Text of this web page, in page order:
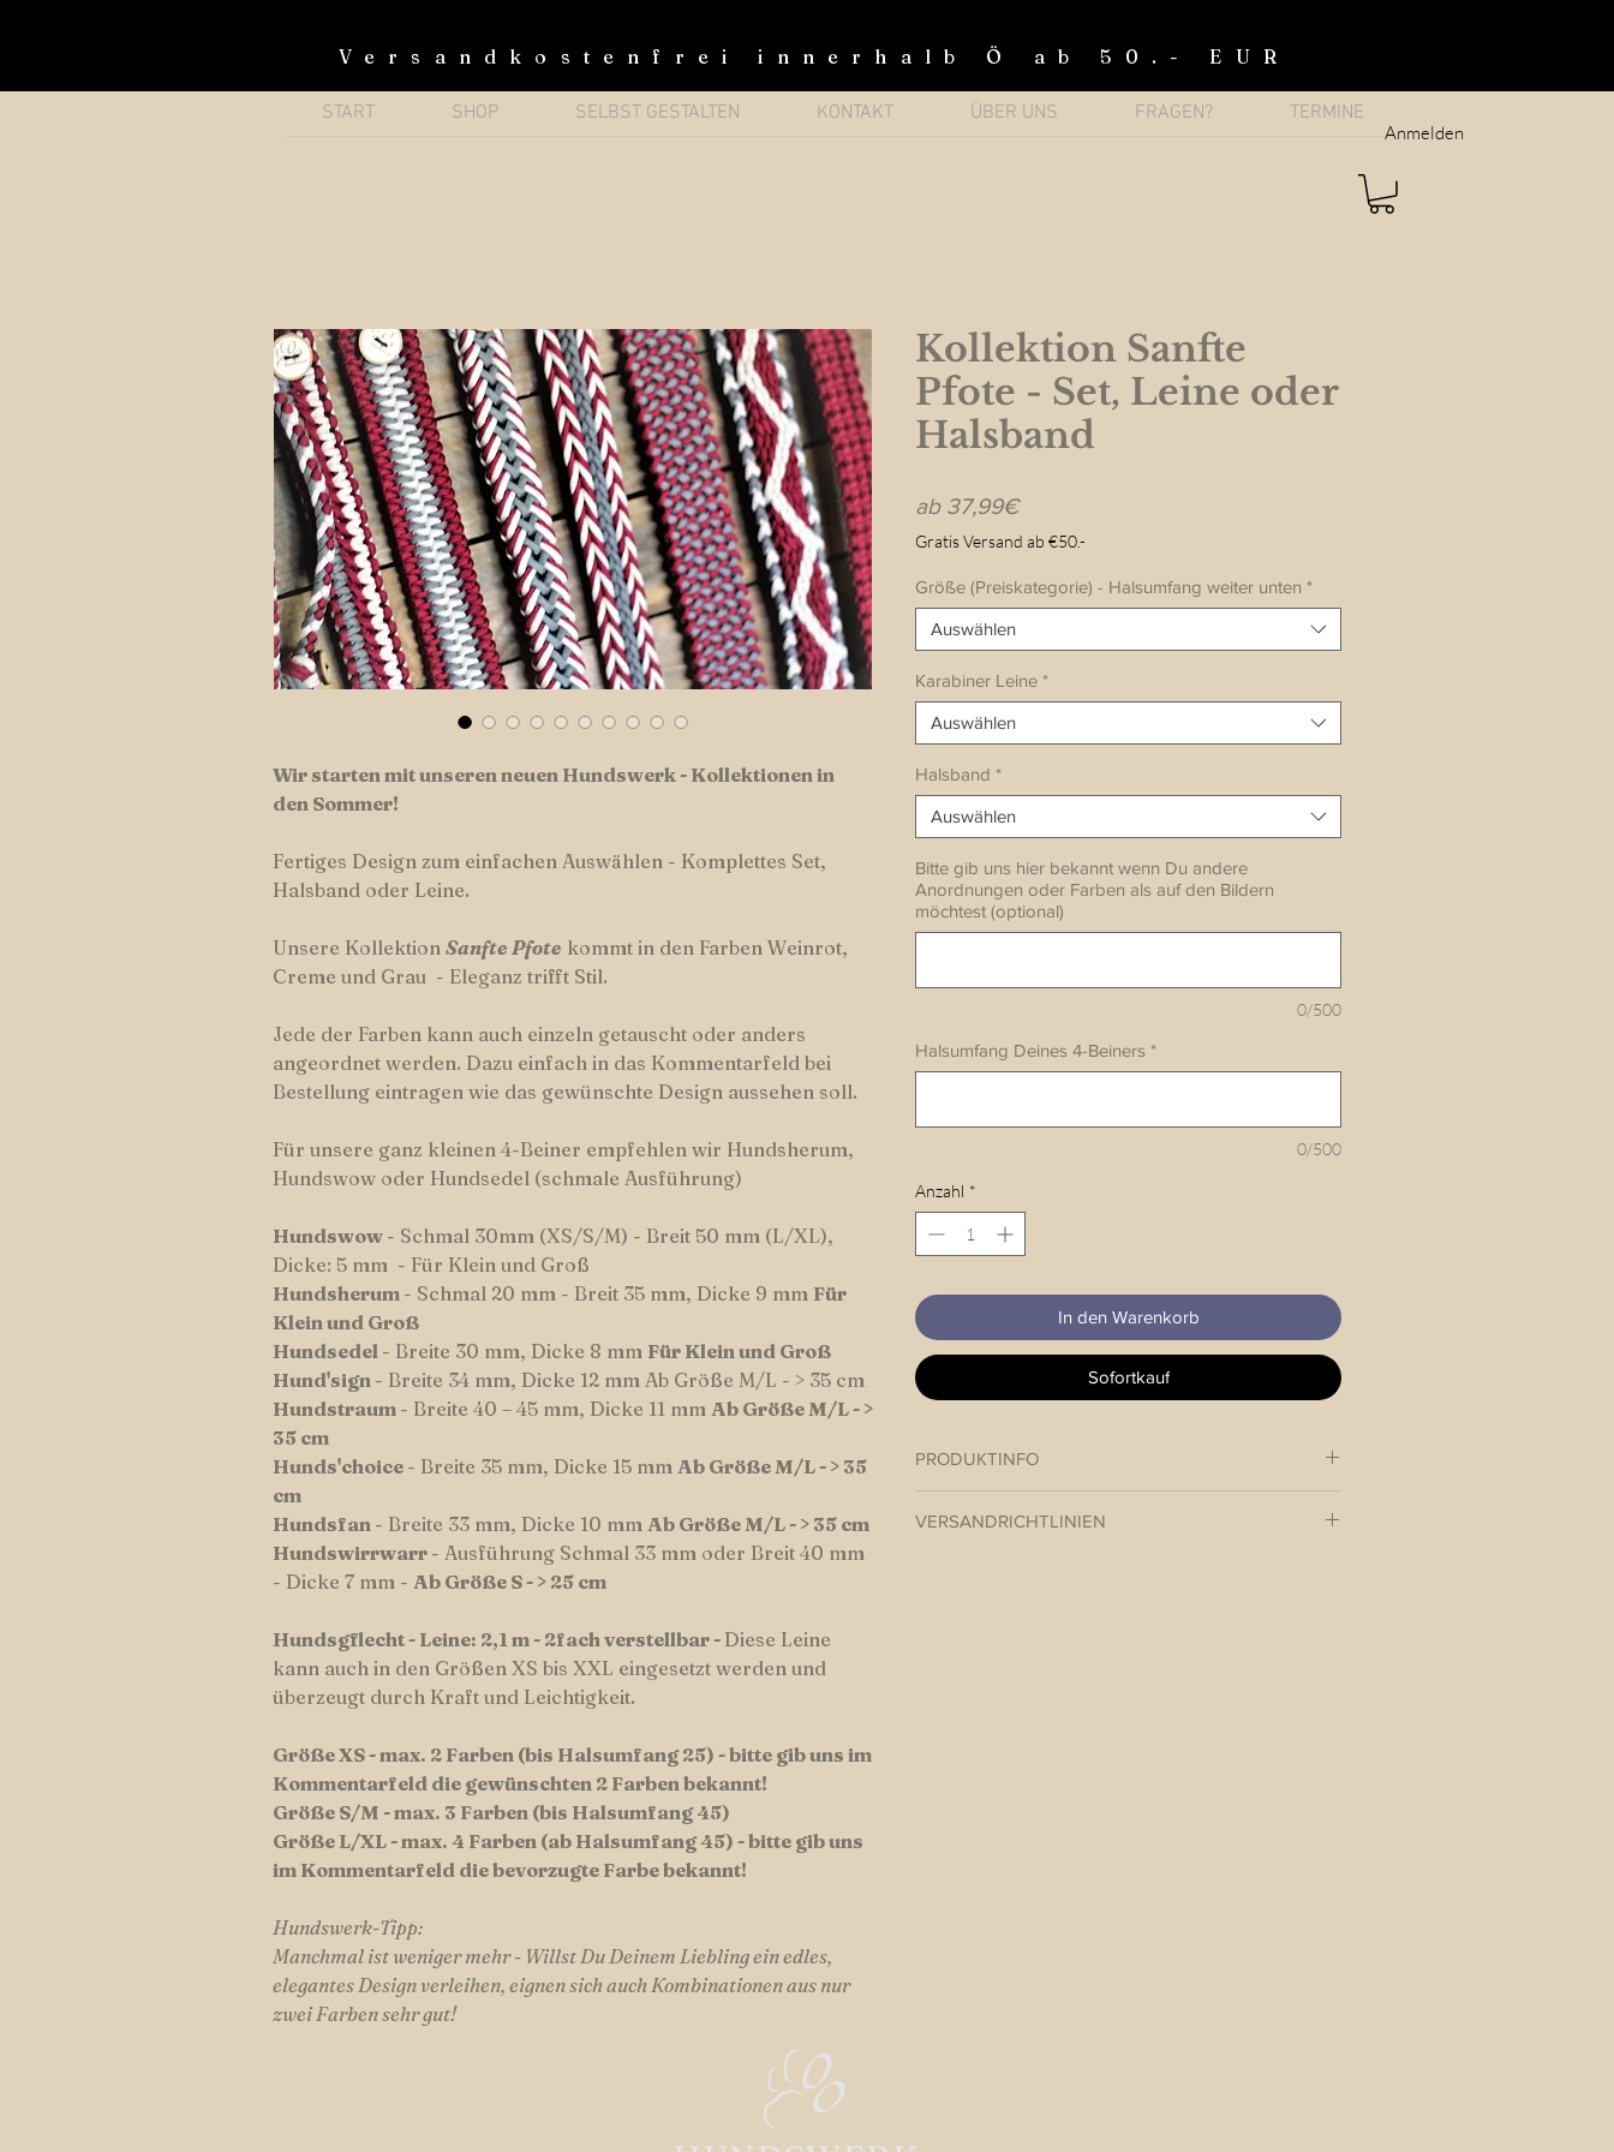
Anmelden
Versandkostenfrei innerhalb Ö ab 50.- EUR
START SHOP SELBST GESTALTEN KONTAKT ÜBER UNS FRAGEN? TERMINE
Wir starten mit unseren neuen Hundswerk - Kollektionen in
den Sommer!
Fertiges Design zum einfachen Auswählen - Komplettes Set,
Halsband oder Leine.
Unsere Kollektion Sanfte Pfote kommt in den Farben Weinrot,
Creme und Grau - Eleganz trifft Stil.
Jede der Farben kann auch einzeln getauscht oder anders
angeordnet werden. Dazu einfach in das Kommentarfeld bei
Bestellung eintragen wie das gewünschte Design aussehen soll.
Für unsere ganz kleinen 4-Beiner empfehlen wir Hundsherum,
Hundswow oder Hundsedel (schmale Ausführung)
Hundswow - Schmal 30mm (XS/S/M) - Breit 50 mm (L/XL),
Dicke: 5 mm - Für Klein und Groß
Hundsherum - Schmal 20 mm - Breit 35 mm, Dicke 9 mm Für
Klein und Groß
Hundsedel - Breite 30 mm, Dicke 8 mm Für Klein und Groß
Hund'sign - Breite 34 mm, Dicke 12 mm Ab Größe M/L - > 35 cm
Hundstraum - Breite 40 – 45 mm, Dicke 11 mm Ab Größe M/L - >
35 cm
Hunds'choice - Breite 35 mm, Dicke 15 mm Ab Größe M/L - > 35
cm
Hundsfan - Breite 33 mm, Dicke 10 mm Ab Größe M/L - > 35 cm
Hundswirrwarr - Ausführung Schmal 33 mm oder Breit 40 mm
- Dicke 7 mm - Ab Größe S - > 25 cm
Hundsgflecht - Leine: 2,1 m - 2fach verstellbar - Diese Leine
kann auch in den Größen XS bis XXL eingesetzt werden und
überzeugt durch Kraft und Leichtigkeit.
Größe XS - max. 2 Farben (bis Halsumfang 25) - bitte gib uns im
Kommentarfeld die gewünschten 2 Farben bekannt!
Größe S/M - max. 3 Farben (bis Halsumfang 45)
Größe L/XL - max. 4 Farben (ab Halsumfang 45) - bitte gib uns
im Kommentarfeld die bevorzugte Farbe bekannt!
Hundswerk-Tipp:
Manchmal ist weniger mehr - Willst Du Deinem Liebling ein edles,
elegantes Design verleihen, eignen sich auch Kombinationen aus nur
zwei Farben sehr gut!
Kollektion Sanfte
Pfote - Set, Leine oder
Halsband
ab 37,99€Sale-
Preis
Gratis Versand ab €50.-
Größe (Preiskategorie) - Halsumfang weiter unten *
Auswählen
Karabiner Leine *
Auswählen
Halsband *
Auswählen
Bitte gib uns hier bekannt wenn Du andere
Anordnungen oder Farben als auf den Bildern
möchtest (optional)
0/500
Halsumfang Deines 4-Beiners *
0/500
Anzahl *
In den Warenkorb
Sofortkauf
PRODUKTINFO
VERSANDRICHTLINIEN